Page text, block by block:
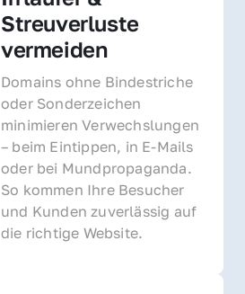
Streuverluste
vermeiden
Domains ohne Bindestriche
oder Sonderzeichen
minimieren Verwechslungen
– beim Eintippen, in E-Mails
oder bei Mundpropaganda.
So kommen Ihre Besucher
und Kunden zuverlässig auf
die richtige Website.